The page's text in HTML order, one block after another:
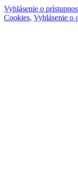
Vyhlásenie o
Cookies, Vyhlásenie o